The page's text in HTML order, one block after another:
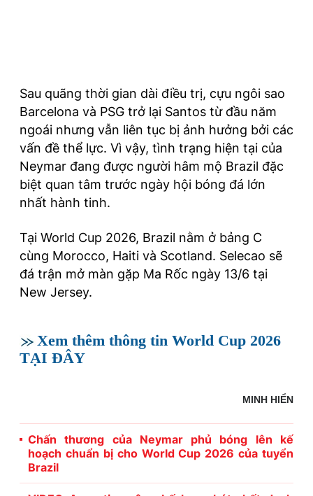
Sau quãng thời gian dài điều trị, cựu ngôi sao
Barcelona và PSG trở lại Santos từ đầu năm
ngoái nhưng vẫn liên tục bị ảnh hưởng bởi các
vấn đề thể lực. Vì vậy, tình trạng hiện tại của
Neymar đang được người hâm mộ Brazil đặc
biệt quan tâm trước ngày hội bóng đá lớn
nhất hành tinh.
Tại World Cup 2026, Brazil nằm ở bảng C
cùng Morocco, Haiti và Scotland. Selecao sẽ
đá trận mở màn gặp Ma Rốc ngày 13/6 tại
New Jersey.
Xem thêm thông tin World Cup 2026
TẠI ĐÂY
MINH HIỂN
Chấn thương của Neymar phủ bóng lên kế
hoạch chuẩn bị cho World Cup 2026 của tuyển
Brazil